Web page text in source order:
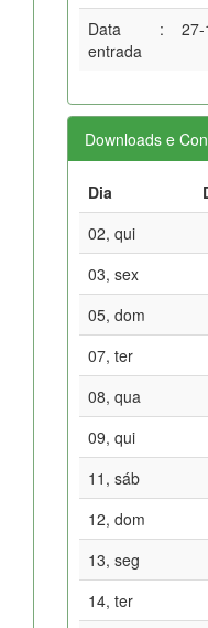
Data
entrada
:
Downloads e
Dia
02, qui
03, sex
05, dom
07, ter
08, qua
09, qui
11, sáb
12, dom
13, seg
14, ter